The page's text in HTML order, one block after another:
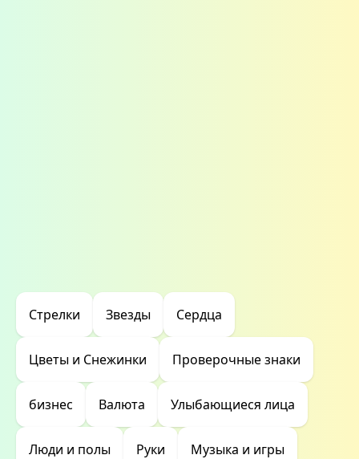
Стрелки Звезды Сердца
Цветы и Снежинки Проверочные знаки
бизнес Валюта Улыбающиеся лица
Люди и полы Руки Музыка и игры